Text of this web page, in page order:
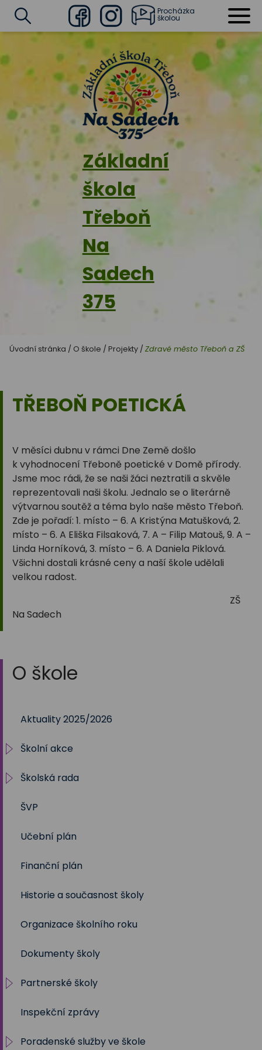
Základní
škola
Třeboň
Na
Sadech
375
FacebookInstagram
Procházka
školou
Úvodní stránka / O škole / Projekty / Zdravé město Třeboň a ZŠ
TŘEBOŇ POETICKÁ
V měsíci dubnu v rámci Dne Země došlo
k vyhodnocení Třeboně poetické v Domě přírody.
Jsme moc rádi, že se naši žáci neztratili a skvěle
reprezentovali naši školu. Jednalo se o literárně
výtvarnou soutěž a téma bylo naše město Třeboň.
Zde je pořadí: 1. místo – 6. A Kristýna Matušková, 2.
místo – 6. A Eliška Filsaková, 7. A – Filip Matouš, 9. A –
Linda Horníková, 3. místo – 6. A Daniela Piklová.
Všichni dostali krásné ceny a naší škole udělali
velkou radost.
ZŠ
Na Sadech
O škole
Aktuality 2025/2026
Školní akce
2025/2026
2024/2025
2023/2024
2022/2023
2021/2022
2020/2021
2019/2020
2018/2019
2017/2018
2016/2017
Školská rada
Volby 2017
Volby 2020
Volby 2023
ŠVP
Učební plán
Finanční plán
Historie a současnost školy
Organizace školního roku
Dokumenty školy
Partnerské školy
Projekty
Inspekční zprávy
Poradenské služby ve škole